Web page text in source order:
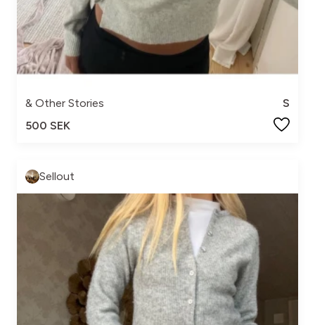
& Other Stories
S
500 SEK
Sellout